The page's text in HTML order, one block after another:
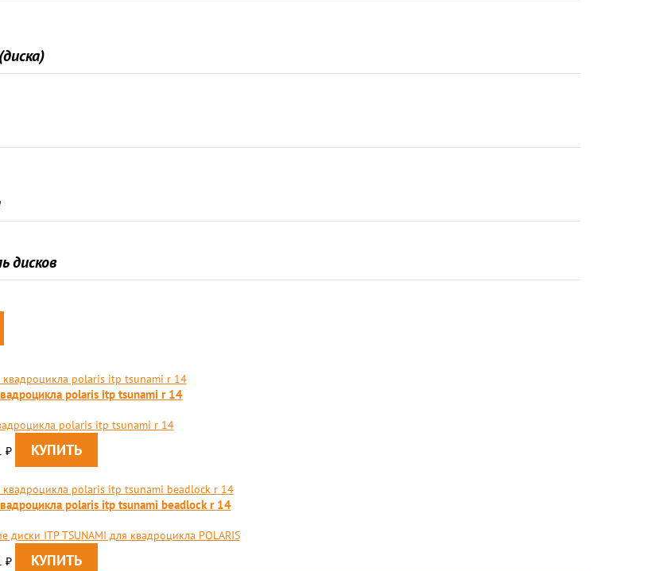
дисков
polaris itp tsunami r 14
polaris itp tsunami r 14
₽
polaris itp tsunami beadlock r 14
диски ITP TSUNAMI для квадроцикла POLARIS
₽